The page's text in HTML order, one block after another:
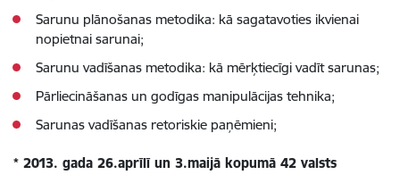
Sarunu plānošanas metodika: kā sagatavoties ikvienai
nopietnai sarunai;
Sarunu vadīšanas metodika: kā mērķtiecīgi vadīt sarunas;
Pārliecināšanas un godīgas manipulācijas tehnika;
Sarunas vadīšanas retoriskie paņēmieni;
* 2013. gada 26.aprīlī un 3.maijā kopumā 42 valsts